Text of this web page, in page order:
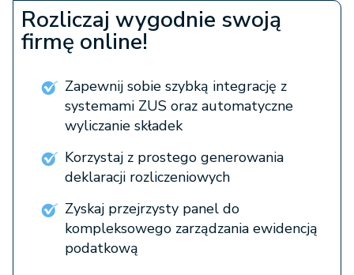
Rozliczaj wygodnie swoją
firmę online!
Zapewnij sobie szybką integrację z
systemami ZUS oraz automatyczne
wyliczanie składek
Korzystaj z prostego generowania
deklaracji rozliczeniowych
Zyskaj przejrzysty panel do
kompleksowego zarządzania ewidencją
podatkową